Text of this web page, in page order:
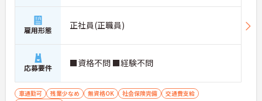
雇用形態 正社員(正職員)
応募要件 ■資格不問 ■経験不問
車通勤可 残業少なめ 無資格OK 社会保険完備
交通費支給